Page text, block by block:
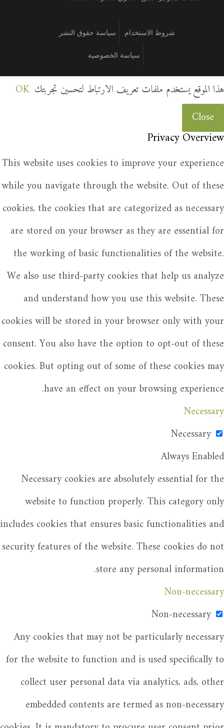
شروط الاستخدام سياسة حقوق النشر
سياسة الخصوصية
هذا الموقع يستخدم ملفات تعريف الارتباط لتحسين تجربتك OK
Close
Privacy Overview
This website uses cookies to improve your experience
while you navigate through the website. Out of these
cookies, the cookies that are categorized as necessary
are stored on your browser as they are essential for
the working of basic functionalities of the website.
We also use third-party cookies that help us analyze
and understand how you use this website. These
cookies will be stored in your browser only with your
consent. You also have the option to opt-out of these
cookies. But opting out of some of these cookies may
have an effect on your browsing experience.
Necessary
Necessary
Always Enabled
Necessary cookies are absolutely essential for the
website to function properly. This category only
includes cookies that ensures basic functionalities and
security features of the website. These cookies do not
store any personal information.
Non-necessary
Non-necessary
Any cookies that may not be particularly necessary
for the website to function and is used specifically to
collect user personal data via analytics, ads, other
embedded contents are termed as non-necessary